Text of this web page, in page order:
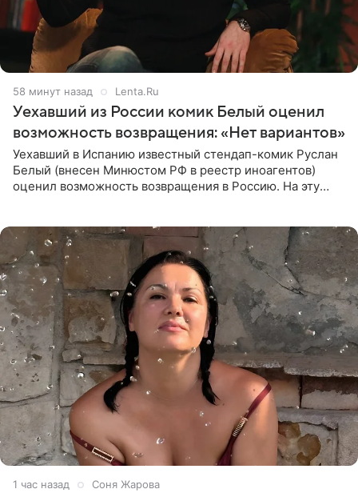
58 минут назад Lenta.Ru
Уехавший из России комик Белый оценил
возможность возвращения: «Нет вариантов»
Уехавший в Испанию известный стендап-комик Руслан
Белый (внесен Минюстом РФ в реестр иноагентов)
оценил возможность возвращения в Россию. На эту
1 час назад Соня Жарова